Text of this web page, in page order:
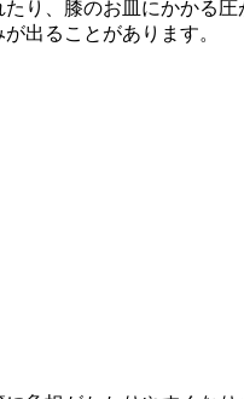
り、膝のお皿にかかる圧
出ることがあります。